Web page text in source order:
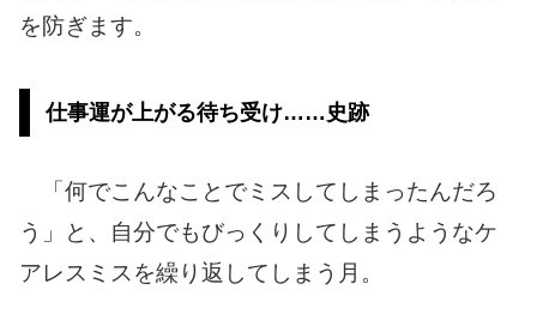
を防ぎます。
仕事運が上がる待ち受け……史跡
「何でこんなことでミスしてしまったんだろ
う」と、自分でもびっくりしてしまうようなケ
アレスミスを繰り返してしまう月。